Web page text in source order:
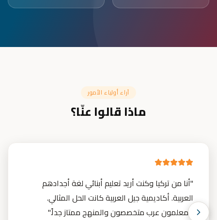
آراء أولياء الأمور
ماذا قالوا عنّا؟
"أنا من تركيا وكنت أريد تعليم أبنائي لغة أجدادهم
العربية. أكاديمية جيل العربية كانت الحل المثالي.
المعلمون عرب متخصصون والمنهج ممتاز جداً."